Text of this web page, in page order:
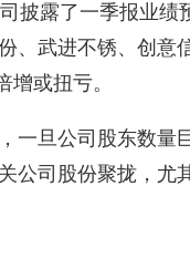
披露了一季报业绩
、武进不锈、创意
或扭亏。
一旦公司股东数量
公司股份聚拢，尤